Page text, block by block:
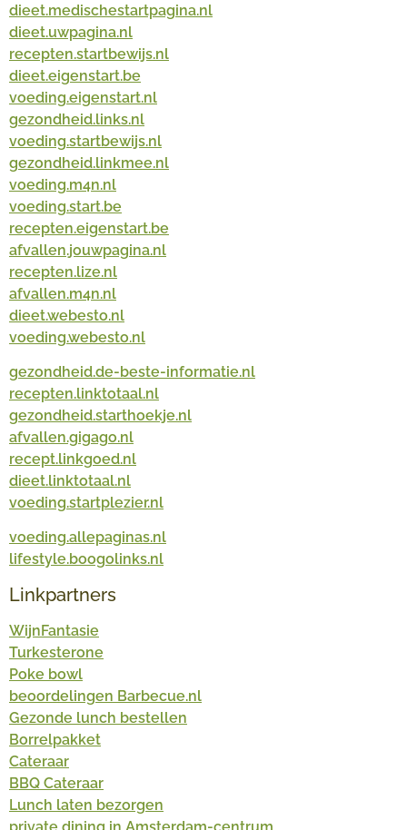
dieet.medischestartpagina.nl
dieet.uwpagina.nl
recepten.startbewijs.nl
dieet.eigenstart.be
voeding.eigenstart.nl
gezondheid.links.nl
voeding.startbewijs.nl
gezondheid.linkmee.nl
voeding.m4n.nl
voeding.start.be
recepten.eigenstart.be
afvallen.jouwpagina.nl
recepten.lize.nl
afvallen.m4n.nl
dieet.webesto.nl
voeding.webesto.nl
gezondheid.de-beste-informatie.nl
recepten.linktotaal.nl
gezondheid.starthoekje.nl
afvallen.gigago.nl
recept.linkgoed.nl
dieet.linktotaal.nl
voeding.startplezier.nl
voeding.allepaginas.nl
lifestyle.boogolinks.nl
Linkpartners
WijnFantasie
Turkesterone
Poke bowl
beoordelingen Barbecue.nl
Gezonde lunch bestellen
Borrelpakket
Cateraar
BBQ Cateraar
Lunch laten bezorgen